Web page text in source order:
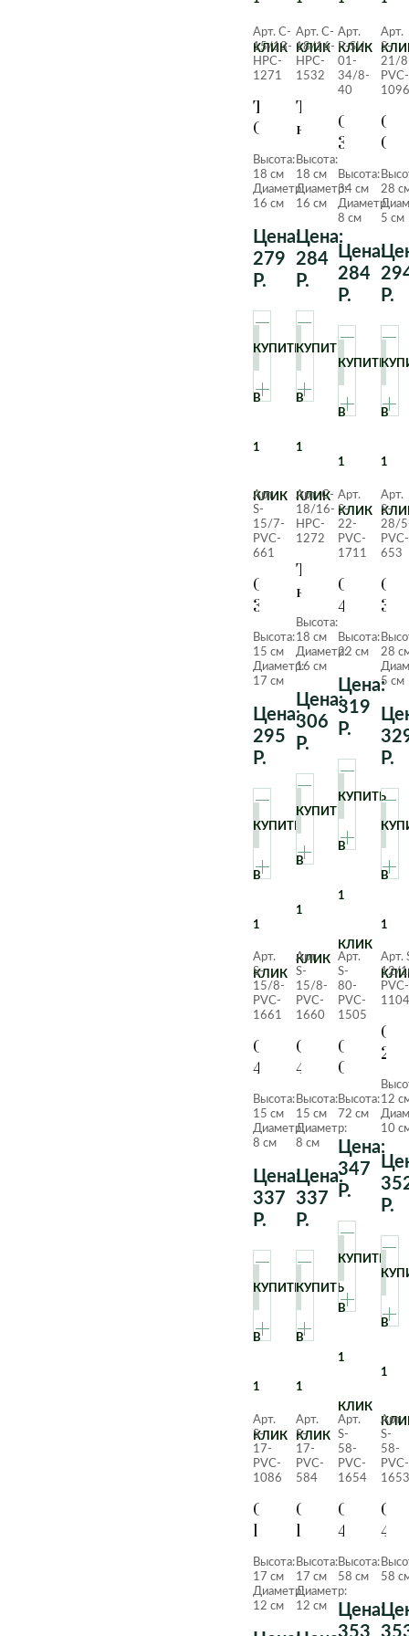
КЛИК КЛИК КЛИК
Арт. C-
15/13-
HPC-
1271
Тилландсия
Оаксакана
Высота:
18 см
Диаметр:
16 см
Цена:
279
Р.
КУПИТЬ
В
1
КЛИК
Арт. C-
18/16-
HPC-
1532
Тилландсия
капитата
пич
Высота:
18 см
Диаметр:
16 см
Цена:
284
Р.
КУПИТЬ
В
1
КЛИК
Арт.
P-SU-
01-
34/8-
40
312
(седум
средний)
Высота:
34 см
Диаметр:
8 см
Цена:
284
Р.
КУПИТЬ
В
1
КЛИК
Арт.
S-
21/
PVC-
1096
28
5 см
Р.
В
1
Арт.
S-
15/7-
PVC-
661
Суккулент
310
(очиток
Моргана)
Высота:
15 см
Диаметр:
17 см
Цена:
295
Р.
КУПИТЬ
В
1
КЛИК
Арт. C-
18/16-
HPC-
1272
Тилландсия
капитата
пич
Высота:
18 см
Диаметр:
16 см
Цена:
306
Р.
КУПИТЬ
В
1
КЛИК
Арт.
S-
22-
PVC-
1711
413
медуза)
Высота:
22 см
Цена:
319
Р.
КУПИТЬ
В
1
КЛИК
Арт.
S-
28/
PVC-
653
305
28
5 см
Р.
В
1
Арт.
S-
15/8-
PVC-
1661
Суккулент
409
Зелено-
бордовый
Высота:
15 см
Диаметр:
8 см
Цена:
337
Р.
КУПИТЬ
В
1
КЛИК
Арт.
S-
15/8-
PVC-
1660
Суккулент
409
Лазурный
Высота:
15 см
Диаметр:
8 см
Цена:
337
Р.
КУПИТЬ
В
1
КЛИК
Арт.
S-
80-
PVC-
1505
Сенецио
(нитки
жемчуга)
Высота:
72 см
Цена:
347
Р.
КУПИТЬ
В
1
КЛИК
Арт.
12/
PVC-
1104
203
12
10
Р.
В
1
Арт.
S-
17-
PVC-
1086
Суккулент
102
Зеленый
Высота:
17 см
Диаметр:
12 см
Арт.
S-
17-
PVC-
584
Суккулент
102
Красный
Высота:
17 см
Диаметр:
12 см
Арт.
S-
58-
PVC-
1654
405
Зеленый
Высота:
58 см
Цена:
353
Арт.
S-
58-
PVC-
1653
405
58